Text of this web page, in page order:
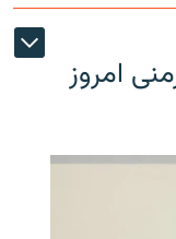
امروز